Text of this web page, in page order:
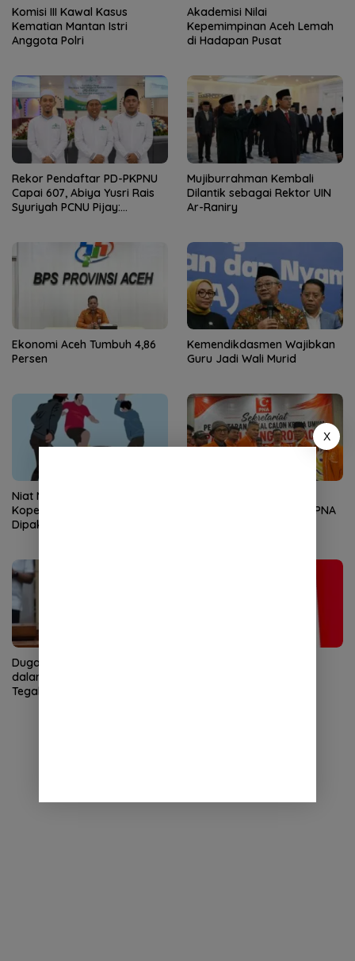
Komisi III Kawal Kasus
Kematian Mantan Istri
Anggota Polri
Akademisi Nilai
Kepemimpinan Aceh Lemah
di Hadapan Pusat
Rekor Pendaftar PD-PKPNU
Capai 607, Abiya Yusri Rais
Syuriyah PCNU Pijay:
Mujiburrahman Kembali
Dilantik sebagai Rektor UIN
Ar-Raniry
Ekonomi Aceh Tumbuh 4,86
Persen
Kemendikdasmen Wajibkan
Guru Jadi Wali Murid
Niat Mundur Kerja, Karyawan
Koperasi Disiksa 5 Jam dan
Dipaksa Masturbasi dengan
Mendaftar di Kongres II PNA
Dugaan Pelibatan Anak
dalam Promosi Vape,
Tegakkan Hukum dengan
X